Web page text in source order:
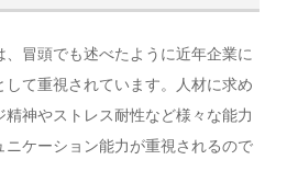
冒頭でも述べたように近年企業に
て重視されています。人材に求め
神やストレス耐性など様々な能力
ニケーション能力が重視されるので